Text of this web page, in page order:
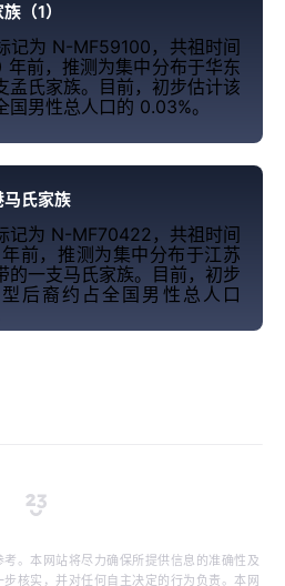
（1）
记为 N-MF59100，共祖时间
年前，推测为集中分布于华东
孟氏家族。目前，初步估计该
国男性总人口的 0.03%。
氏家族
记为 N-MF70422，共祖时间
前，推测为集中分布于江苏
的一支马氏家族。目前，初步
后裔约占全国男性总人口
。本网站将尽力确保所提供信息的准确性及
核实，并对任何自主决定的行为负责。本网